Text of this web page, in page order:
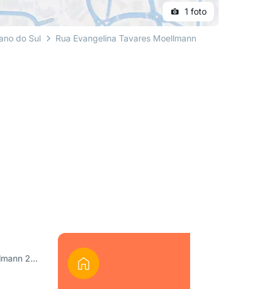
1 foto
do Sul
Rua Evangelina Tavares Moellmann
R. Evangelina Tavares Moellmann 27, Pântano do Sul